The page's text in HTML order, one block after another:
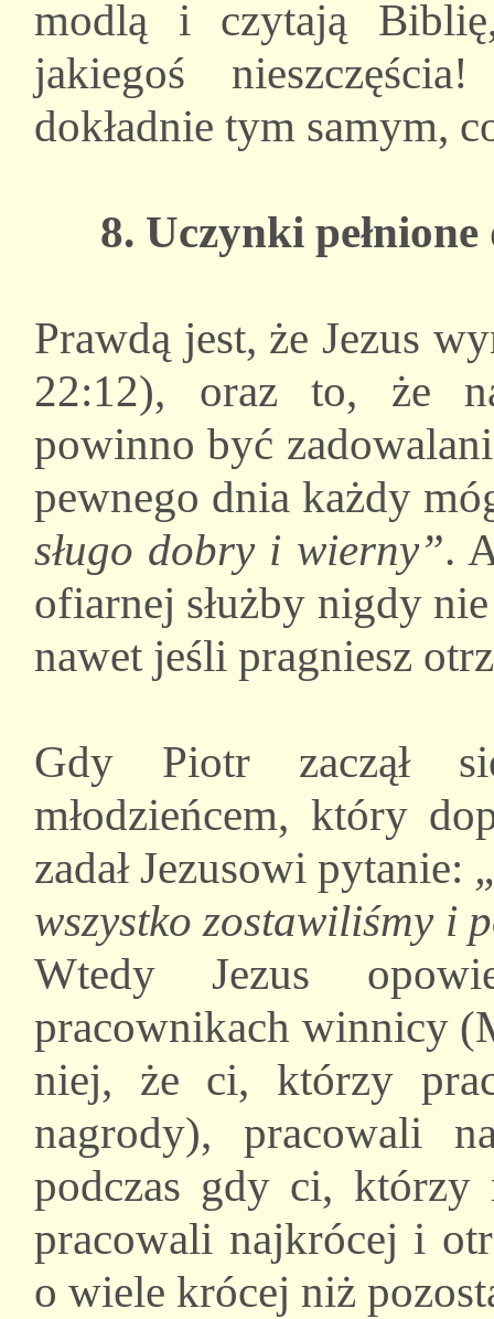
modlą i czytają
jakiegoś
dokładnie tym samym,
8. Uczynki
Prawdą jest, że Jezus
22:12), oraz to, że
powinno być
pewnego dnia każdy
sługo dobry i wierny”.
ofiarnej służby nigdy
nawet jeśli pragniesz
Gdy Piotr zaczął
młodzieńcem, który
zadał Jezusowi pytanie:
wszystko zostawiliśmy i
Wtedy Jezus
pracownikach winnicy
niej, że ci, którzy
nagrody), pracowali
podczas gdy ci, którzy
pracowali najkrócej i
o wiele krócej niż